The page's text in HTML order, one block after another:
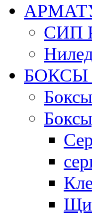
СИП